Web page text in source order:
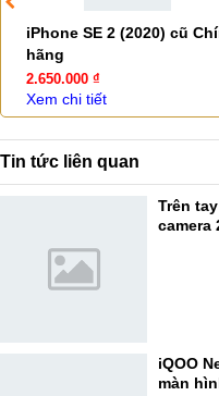
iPhone SE 2 (2020) cũ
hãng
2.650.000 ₫
Xem chi tiết
Tin tức liên quan
Trên
camera
iQOO
màn